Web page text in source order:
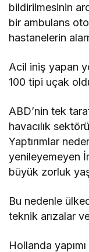
bildirilmesinin
bir ambulans
hastanelerin
Acil iniş yapan
100 tipi uçak
ABD’nin tek
havacılık
Yaptırımlar
yenileyemeyen
büyük zorluk
Bu nedenle
teknik arızalar
Hollanda